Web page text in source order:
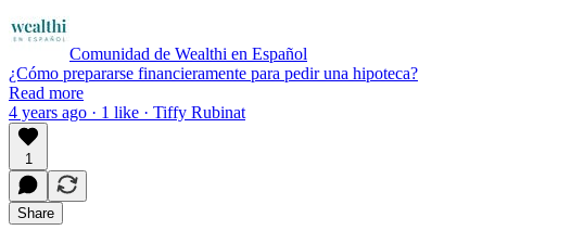
Comunidad de Wealthi en Español
¿Cómo prepararse financieramente para pedir una hipoteca?
Read more
4 years ago · 1 like · Tiffy Rubinat
1
Share